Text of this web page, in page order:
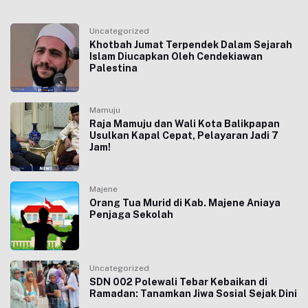
Uncategorized
Khotbah Jumat Terpendek Dalam Sejarah
Islam Diucapkan Oleh Cendekiawan
Palestina
Mamuju
Raja Mamuju dan Wali Kota Balikpapan
Usulkan Kapal Cepat, Pelayaran Jadi 7
Jam!
Majene
Orang Tua Murid di Kab. Majene Aniaya
Penjaga Sekolah
Uncategorized
SDN 002 Polewali Tebar Kebaikan di
Ramadan: Tanamkan Jiwa Sosial Sejak Dini